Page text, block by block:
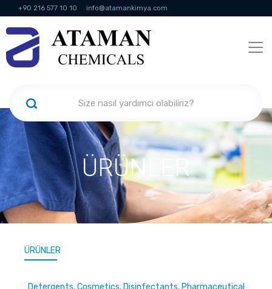
+90 216 577 10 10 info@atamankimya.com
KVKK Politikası Bilgi Toplumu Hizmetleri
ÜRÜNLER
ÜRÜNLER
Detergents, Cosmetics, Disinfectants, Pharmaceutical